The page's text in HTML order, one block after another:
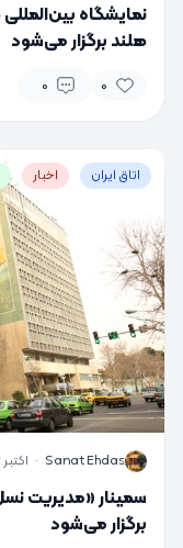
هلند برگزار می‌شود
0
0
اتاق ایران اخبار
S
Sanat Ehdas
· اکتبر 16, 2024
برگزار می‌شود